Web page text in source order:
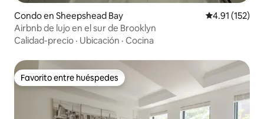
Condo en Sheepshead Bay Calificación
4.91 (152)
Airbnb de lujo en el sur de Brooklyn
Calidad-precio · Ubicación · Cocina
Favorito entre huéspedes
Favorito entre huéspedes